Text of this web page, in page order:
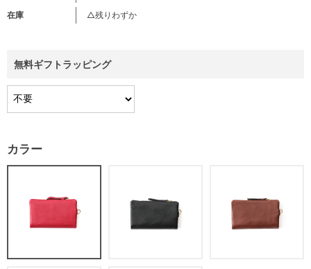
在庫
△残りわずか
無料ギフトラッピング
カラー